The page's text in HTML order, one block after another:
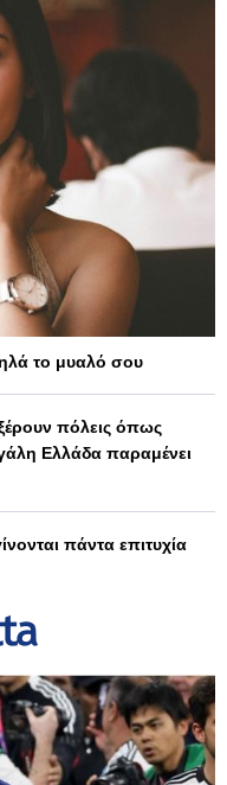
το μυαλό σου
πόλεις όπως
Ελλάδα παραμένει
πάντα επιτυχία